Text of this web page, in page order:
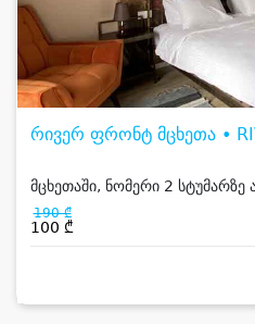
რივერ ფრონტ მცხეთა •
მცხეთაში, ნომერი 2 სტუმარზე
190 ₾
100 ₾